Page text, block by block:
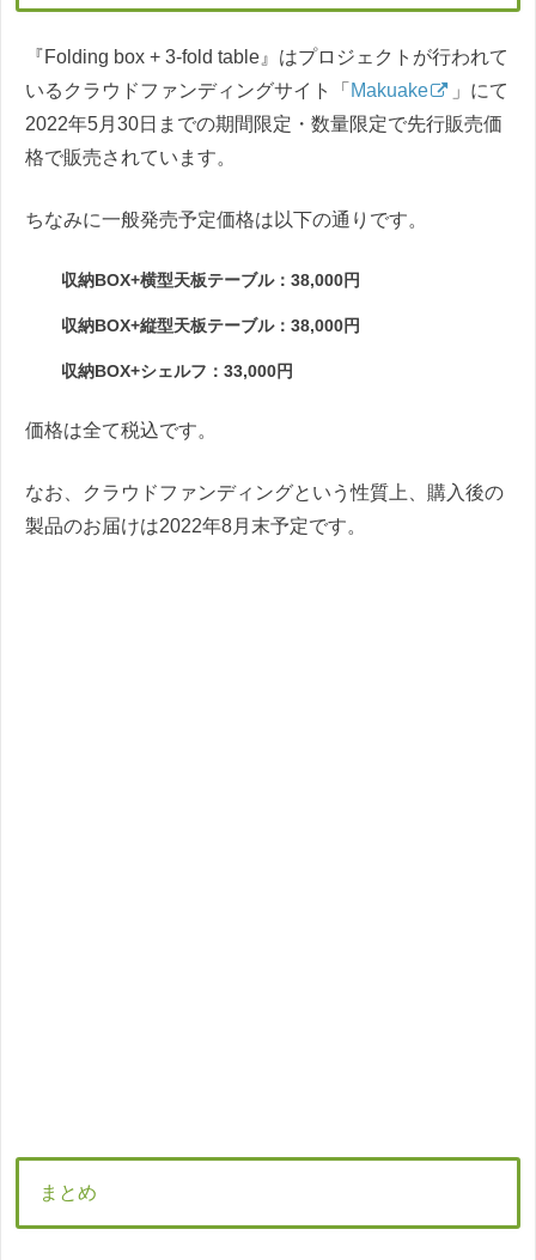
『Folding box + 3-fold table』はプロジェクトが行われて
いるクラウドファンディングサイト「 Makuake
」にて
2022年5月30日までの期間限定・数量限定で先行販売価
格で販売されています。
ちなみに一般発売予定価格は以下の通りです。
収納BOX+横型天板テーブル：38,000円
収納BOX+縦型天板テーブル：38,000円
収納BOX+シェルフ：33,000円
価格は全て税込です。
なお、クラウドファンディングという性質上、購入後の
製品のお届けは2022年8月末予定です。
まとめ